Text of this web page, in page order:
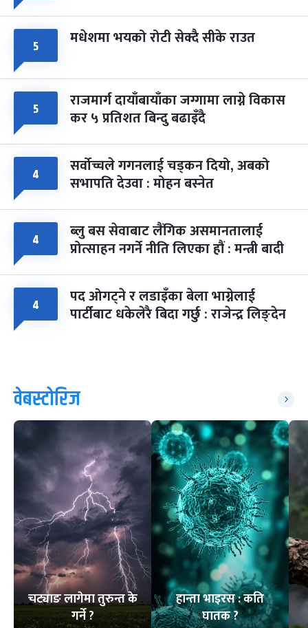
५ मधेशमा भयको रोटी सेक्दै सीके राउत
५ राजमार्ग दायाँबायाँका जग्गामा लाग्ने विकास
कर ५ प्रतिशत बिन्दु बढाइँदै
४ सर्वोच्चले गगनलाई चड्कन दियो, अबको
सभापति देउवा : मोहन बस्नेत
४ ब्लु बस सेवाबाट लैंगिक असमानतालाई
प्रोत्साहन नगर्ने नीति लिएका हौं : मन्त्री बादी
४ पद ओगट्ने र लडाइँका बेला भाग्नेलाई
पार्टीबाट धकेलेरै बिदा गर्छु : राजेन्द्र लिङ्देन
वेबस्टोरिज
चट्याङ लागेमा तुरुन्त के
गर्ने ?
हान्ता भाइरस : कति
घातक ?